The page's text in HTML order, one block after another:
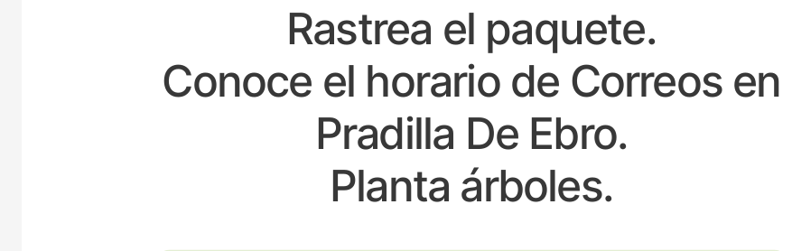
Rastrea el paquete.
Conoce el horario de Correos en
Pradilla De Ebro.
Planta árboles.